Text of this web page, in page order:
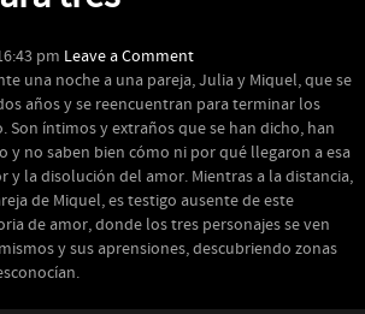
pm Leave a Comment
una noche a una pareja, Julia y Miquel, que se
años y se reencuentran para terminar los
Son íntimos y extraños que se han dicho, han
y no saben bien cómo ni por qué llegaron a esa
y la disolución del amor. Mientras a la distancia,
de Miquel, es testigo ausente de este
de amor, donde los tres personajes se ven
y sus aprensiones, descubriendo zonas